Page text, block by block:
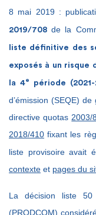
8 mai 2019 :
2019/708de la
liste définitive des
exposés à un risque
la 4e période (2021-
d’émission (SEQE)
directive quotas 2003/
2018/410 fixant les
liste provisoire avait
contexte et pages du
La décision liste 50
(PRODCOM)